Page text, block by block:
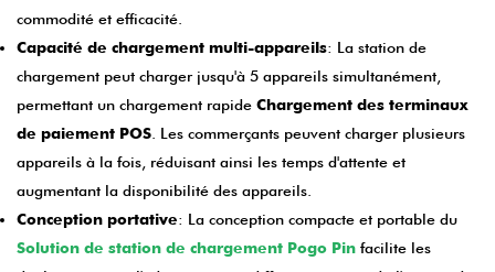
commodité et efficacité.
Capacité de chargement multi-appareils: La station de
chargement peut charger jusqu'à 5 appareils simultanément,
permettant un chargement rapide Chargement des terminaux
de paiement POS . Les commerçants peuvent charger plusieurs
appareils à la fois, réduisant ainsi les temps d'attente et
augmentant la disponibilité des appareils.
Conception portative: La conception compacte et portable du
Solution de station de chargement Pogo Pin facilite les